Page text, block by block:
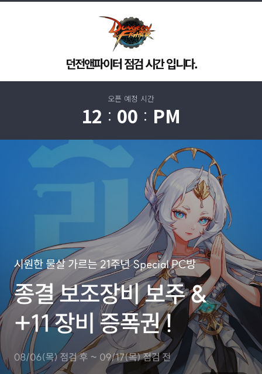
던전앤파이터 점검 시간 입니다.
오픈 예정 시간
12 00 PM